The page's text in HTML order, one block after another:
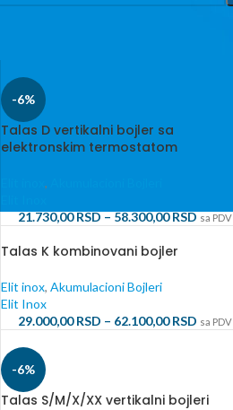
-6%
Talas D vertikalni bojler sa
elektronskim termostatom
,
21.730,00RSD–58.300,00RSD sa PDV
Talas K kombinovani bojler
Elit inox, Akumulacioni Bojleri
Elit Inox
29.000,00RSD – 62.100,00RSD sa PDV
-6%
Talas S/M/X/XX vertikalni bojleri